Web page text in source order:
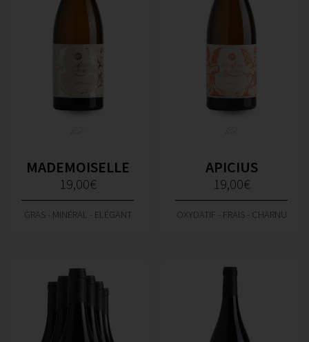
MADEMOISELLE
19,00€
GRAS - MINÉRAL - ELÉGANT
APICIUS
19,00€
OXYDATIF - FRAIS - CHARNU